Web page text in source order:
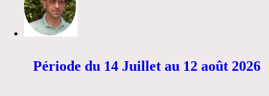
Période du 14 Juillet au 12 août 2026